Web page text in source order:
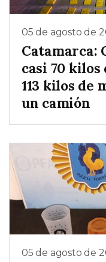
05 de agosto de
Catamarca:
casi 70 kilos
113 kilos de
un camión
05 de agosto de